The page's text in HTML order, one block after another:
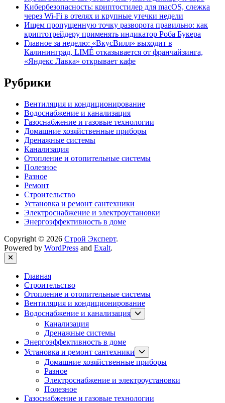
Кибербезопасность: криптостилер для macOS, слежка
через Wi-Fi в отелях и крупные утечки недели
Ищем пропущенную точку разворота правильно: как
криптотрейдеру применять индикатор Роба Букера
Главное за неделю: «ВкусВилл» выходит в
Калининград, LIMÉ отказывается от франчайзинга,
«Яндекс Лавка» открывает кафе
Рубрики
Вентиляция и кондиционирование
Водоснабжение и канализация
Газоснабжение и газовые технологии
Домашние хозяйственные приборы
Дренажные системы
Канализация
Отопление и отопительные системы
Полезное
Разное
Ремонт
Строительство
Установка и ремонт сантехники
Электроснабжение и электроустановки
Энергоэффективность в доме
Copyright © 2026 Строй Эксперт.
Powered by WordPress and Exalt.
Close
Главная
Строительство
Отопление и отопительные системы
Вентиляция и кондиционирование
Водоснабжение и канализация
Show
sub
Канализация
Дренажные системы
Энергоэффективность в доме
Установка и ремонт сантехники
sub
menu
Домашние хозяйственные приборы
Разное
Электроснабжение и электроустановки
Полезное
Газоснабжение и газовые технологии